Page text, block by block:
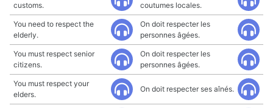
customs.
coutumes locales.
You need to respect the
elderly.
On doit respecter les
personnes âgées.
You must respect senior
citizens.
On doit respecter les
personnes âgées.
You must respect your
elders.
On doit respecter ses aînés.